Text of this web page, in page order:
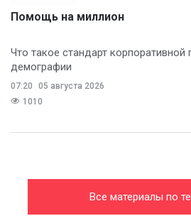
Помощь на миллион
Что такое стандарт
демографии
07:20
05 августа 2026
1010
Все материалы по